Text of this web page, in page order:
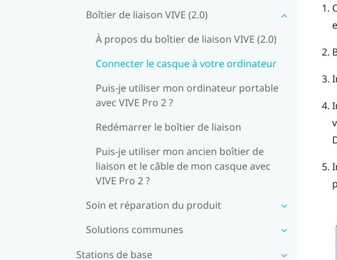
Boîtier de liaison VIVE (2.0)
À propos du boîtier de liaison VIVE (2.0)
Connecter le casque à votre ordinateur
Puis-je utiliser mon ordinateur portable
avec VIVE Pro 2 ?
Redémarrer le boîtier de liaison
Puis-je utiliser mon ancien boîtier de
liaison et le câble de mon casque avec
VIVE Pro 2 ?
Soin et réparation du produit
Solutions communes
Stations de base